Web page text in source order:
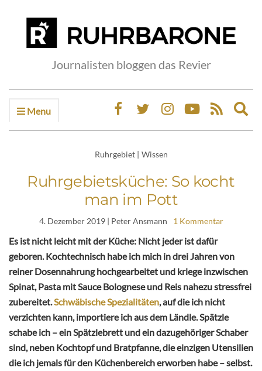
Journalisten bloggen das Revier
Menu
Ruhrgebiet | Wissen
Ruhrgebietsküche: So kocht
man im Pott
4. Dezember 2019| Peter Ansmann 1 Kommentar
Es ist nicht leicht mit der Küche: Nicht jeder ist dafür
geboren. Kochtechnisch habe ich mich in drei Jahren von
reiner Dosennahrung hochgearbeitet und kriege inzwischen
Spinat, Pasta mit Sauce Bolognese und Reis nahezu stressfrei
zubereitet.Schwäbische Spezialitäten, auf die ich nicht
verzichten kann, importiere ich aus dem Ländle. Spätzle
schabe ich – ein Spätzlebrett und ein dazugehöriger Schaber
sind, neben Kochtopf und Bratpfanne, die einzigen Utensilien
die ich jemals für den Küchenbereich erworben habe – selbst.